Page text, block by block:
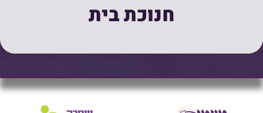
חנוכת בית